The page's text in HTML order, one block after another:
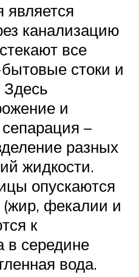
является
канализацию
все
стоки и
Здесь
и
–
разных
жидкости.
опускаются
(жир, фекалии и
к
в середине
вода.